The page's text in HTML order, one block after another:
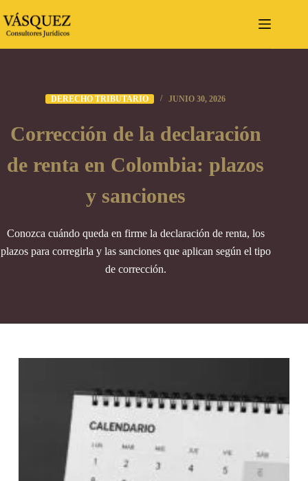
al
DERECHO TRIBUTARIO JUNIO 30, 2026
Corrección de la declaración
de renta en Colombia: plazos
y sanciones
Conozca cuándo queda en firme la declaración de renta, los
plazos para corregirla y las sanciones que aplican según el tipo
de corrección.